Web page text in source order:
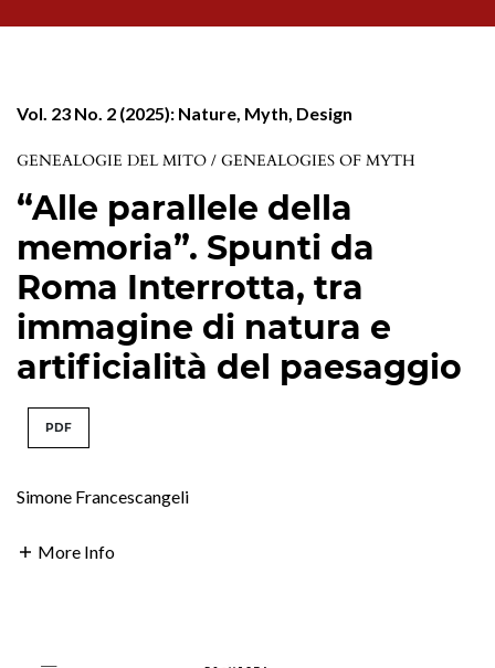
Vol. 23 No. 2 (2025): Nature, Myth, Design
GENEALOGIE DEL MITO / GENEALOGIES OF MYTH
“Alle parallele della
memoria”. Spunti da
Roma Interrotta, tra
immagine di natura e
artificialità del paesaggio
PDF
Simone Francescangeli
More Info